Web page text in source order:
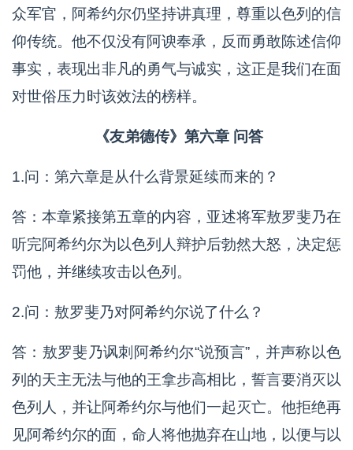
众军官，阿希约尔仍坚持讲真理，尊重以色列的信
仰传统。他不仅没有阿谀奉承，反而勇敢陈述信仰
事实，表现出非凡的勇气与诚实，这正是我们在面
对世俗压力时该效法的榜样。
《友弟德传》第六章 问答
1.问：第六章是从什么背景延续而来的？
答：本章紧接第五章的内容，亚述将军敖罗斐乃在
听完阿希约尔为以色列人辩护后勃然大怒，决定惩
罚他，并继续攻击以色列。
2.问：敖罗斐乃对阿希约尔说了什么？
答：敖罗斐乃讽刺阿希约尔“说预言”，并声称以色
列的天主无法与他的王拿步高相比，誓言要消灭以
色列人，并让阿希约尔与他们一起灭亡。他拒绝再
见阿希约尔的面，命人将他抛弃在山地，以便与以